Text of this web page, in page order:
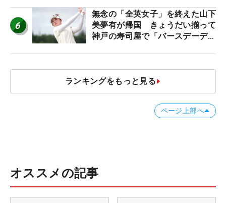
6
無念の「全英女子」を終えた山下
美夢有が帰国 きょうだい揃って
神戸の寿司屋で「バースデーディ
ランキングをもっと見る
ページ上部へ
オススメの記事